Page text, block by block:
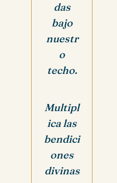
das
bajo
nuestr
o
techo.
Multipl
ica las
bendici
ones
divinas